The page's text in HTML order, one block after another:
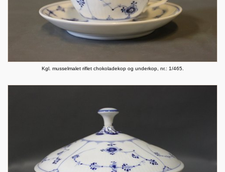
Kgl. musselmalet riflet chokoladekop og underkop, nr.: 1/465.